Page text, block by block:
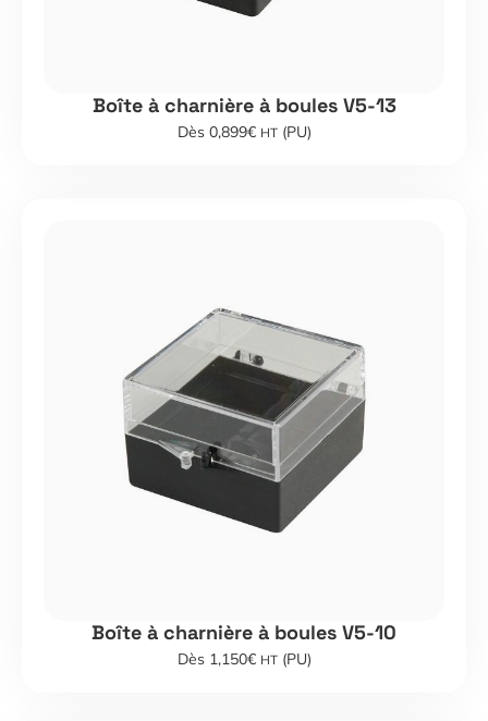
Boîte à charnière à boules V5-13
Dès 0,899€ HT(PU)
Boîte à charnière à boules V5-10
Dès 1,150€ HT(PU)